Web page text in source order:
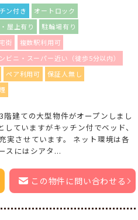
ン付き
オートロック
屋上有り
駐輪場有り
街
複数駅利用可
ビニ・スーパー近い（徒歩5分以内）
ペア利用可
保証人無し
建ての大型物件がオープンしまし
ていますがキッチン付でベッド、
実させています。 ネット環境は各
スにはシアタ...
この物件に問い合わせる